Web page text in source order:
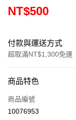
NT$500
付款與運送方式
超取滿NT$1,300免運
信用卡一次付款
超商取貨付款
商品特色
商品編號
10076953